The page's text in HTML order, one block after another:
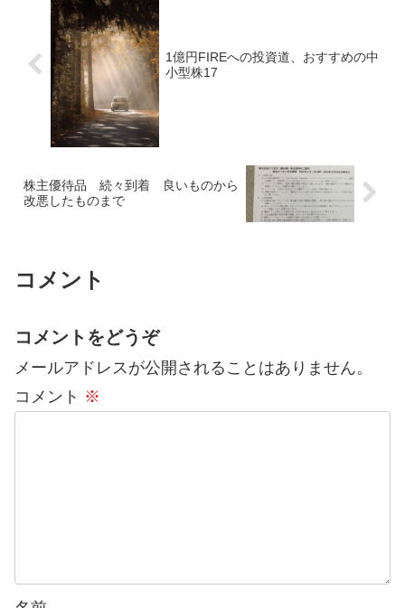
1億円FIREへの投資道、おすすめの中
小型株17
株主優待品 続々到着 良いものから
改悪したものまで
コメント
コメントをどうぞ
メールアドレスが公開されることはありません。
コメント ※